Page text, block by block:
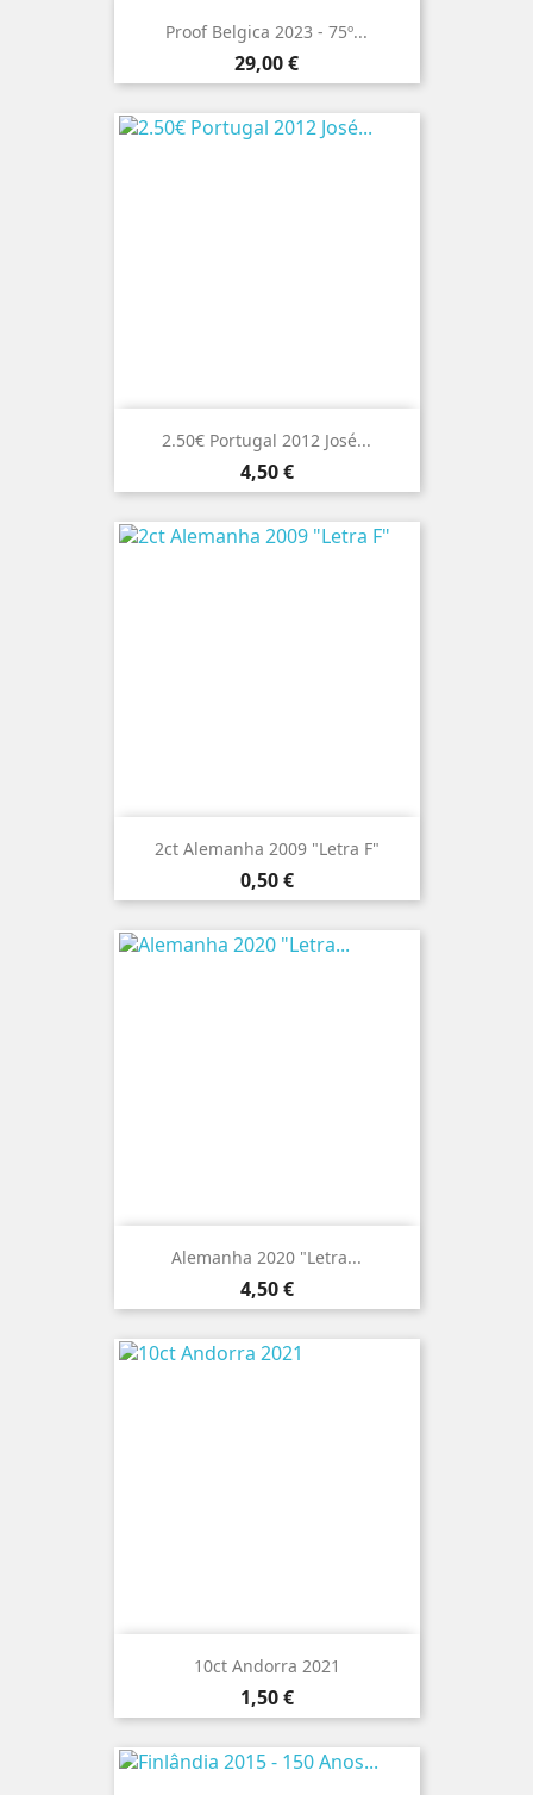
Proof Belgica 2023 - 75º...
Preço
29,00 €
2.50€ Portugal 2012 José...
Preço
4,50 €
2ct Alemanha 2009 "Letra F"
Preço
0,50 €
Alemanha 2020 "Letra...
Preço
4,50 €
10ct Andorra 2021
Preço
1,50 €